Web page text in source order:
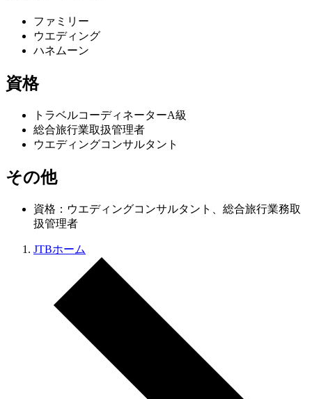
ファミリー
ウエディング
ハネムーン
資格
トラベルコーディネーターA級
総合旅行業取扱管理者
ウエディングコンサルタント
その他
資格：ウエディングコンサルタント、総合旅行業務取
扱管理者
JTBホーム